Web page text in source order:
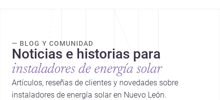
— BLOG Y COMUNIDAD
Noticias e historias para
instaladores de energía solar
Artículos, reseñas de clientes y novedades sobre
instaladores de energía solar en Nuevo León.